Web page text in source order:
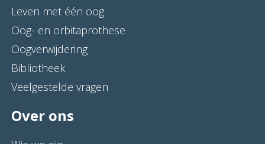
Leven met één oog
Oog- en orbitaprothese
Oogverwijdering
Bibliotheek
Veelgestelde vragen
Over ons